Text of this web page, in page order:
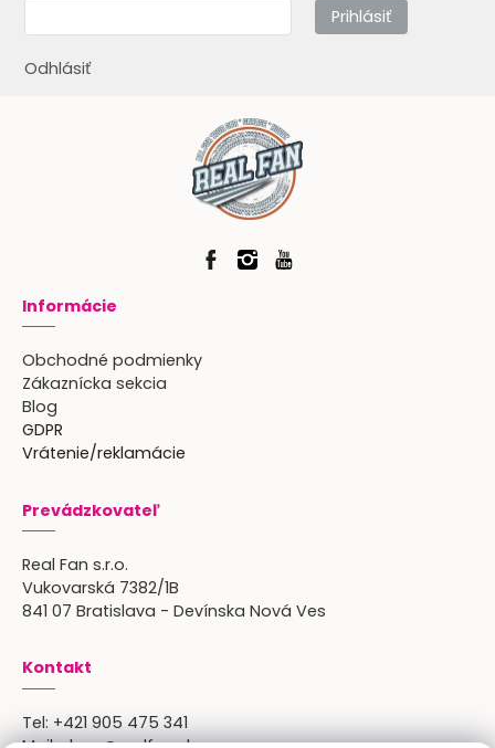
Prihlásiť
Odhlásiť
Informácie
Obchodné podmienky
Zákaznícka sekcia
Blog
GDPR
Vrátenie/reklamácie
Prevádzkovateľ
Real Fan s.r.o.
Vukovarská 7382/1B
841 07 Bratislava - Devínska Nová Ves
Kontakt
Tel: +421 905 475 341